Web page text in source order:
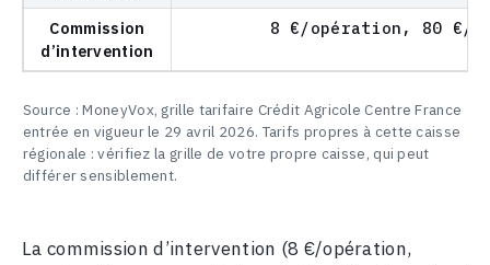
Commission
d’intervention
8 €/opération, 80 €/
Source : MoneyVox, grille tarifaire Crédit Agricole Centre France
entrée en vigueur le 29 avril 2026. Tarifs propres à cette caisse
régionale : vérifiez la grille de votre propre caisse, qui peut
différer sensiblement.
La commission d’intervention (8 €/opération,